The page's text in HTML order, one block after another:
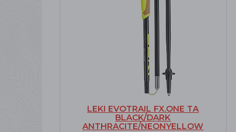
LEKI EVOTRAIL FX.ONE TA
BLACK/DARK
ANTHRACITE/NEONYELLOW